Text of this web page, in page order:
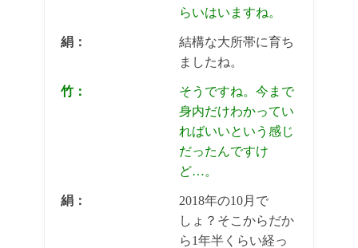
らいはいますね。
絹：
結構な大所帯に育ち
ましたね。
竹：
そうですね。今まで
身内だけわかってい
ればいいという感じ
だったんですけ
ど…。
絹：
2018年の10月で
しょ？そこからだか
ら1年半くらい経っ